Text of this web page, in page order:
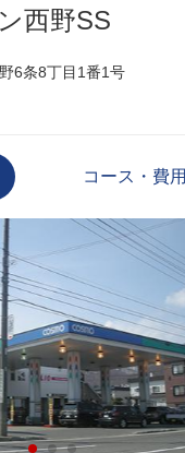
西野SS
6条8丁目1番1号
コース・費用